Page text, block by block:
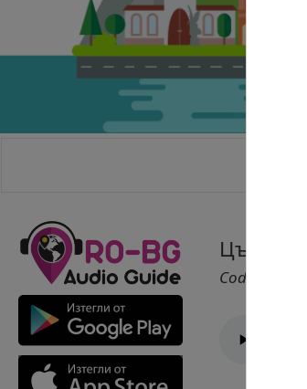
Църква
Cod 2584